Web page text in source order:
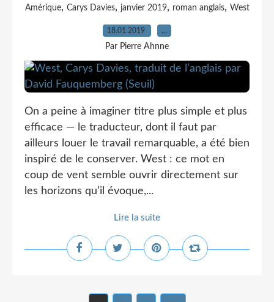
Amérique, Carys Davies, janvier 2019, roman anglais, West
18.01.2019 …
Par Pierre Ahnne
On a peine à imaginer titre plus simple et plus
efficace — le traducteur, dont il faut par
ailleurs louer le travail remarquable, a été bien
inspiré de le conserver. West : ce mot en
coup de vent semble ouvrir directement sur
les horizons qu’il évoque,...
Lire la suite